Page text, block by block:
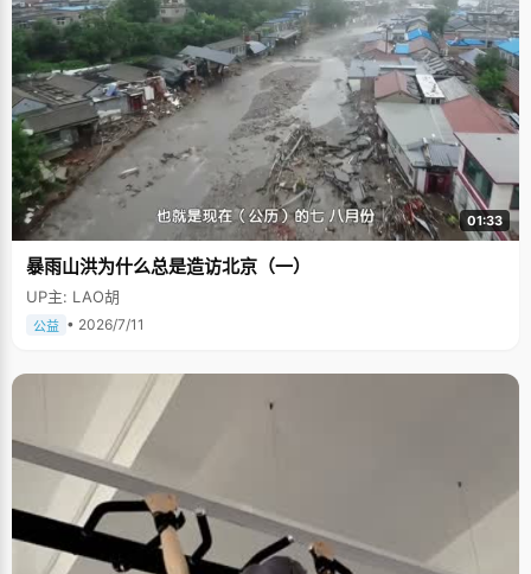
01:33
暴雨山洪为什么总是造访北京（一）
UP主: LAO胡
公益 • 2026/7/11